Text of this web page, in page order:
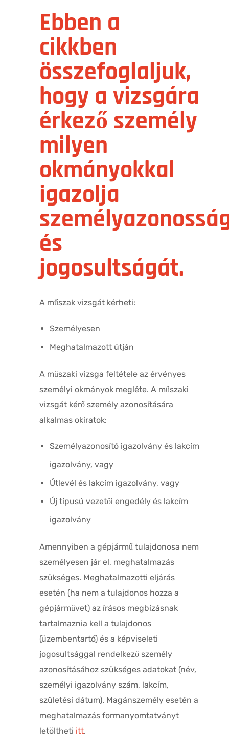
Ebben a
cikkben
összefoglaljuk,
hogy a vizsgára
érkező személy
milyen
okmányokkal
igazolja
és
jogosultságát.
A műszak vizsgát kérheti:
Személyesen
Meghatalmazott útján
A műszaki vizsga feltétele az érvényes
személyi okmányok megléte. A műszaki
vizsgát kérő személy azonosítására
alkalmas okiratok:
Személyazonosító igazolvány és lakcím
igazolvány, vagy
Útlevél és lakcím igazolvány, vagy
Új típusú vezetői engedély és lakcím
igazolvány
Amennyiben a gépjármű tulajdonosa nem
személyesen jár el, meghatalmazás
szükséges. Meghatalmazotti eljárás
esetén (ha nem a tulajdonos hozza a
gépjárművet) az írásos megbízásnak
tartalmaznia kell a tulajdonos
(üzembentartó) és a képviseleti
jogosultsággal rendelkező személy
azonosításához szükséges adatokat (név,
személyi igazolvány szám, lakcím,
születési dátum). Magánszemély esetén a
meghatalmazás formanyomtatványt
letöltheti itt.